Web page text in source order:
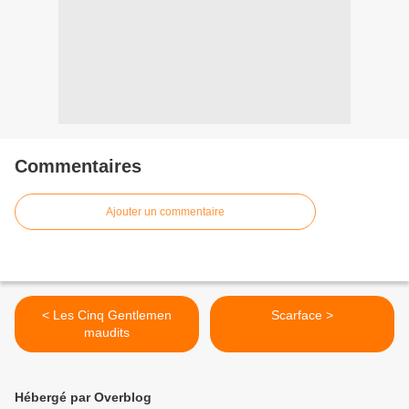
Commentaires
Ajouter un commentaire
< Les Cinq Gentlemen
maudits
Scarface >
Hébergé par Overblog